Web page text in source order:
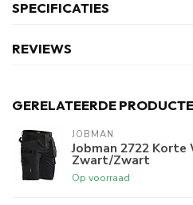
SPECIFICATIES
REVIEWS
GERELATEERDE
JOBMAN
Jobman 2722 Korte
Zwart/Zwart
Op voorraad